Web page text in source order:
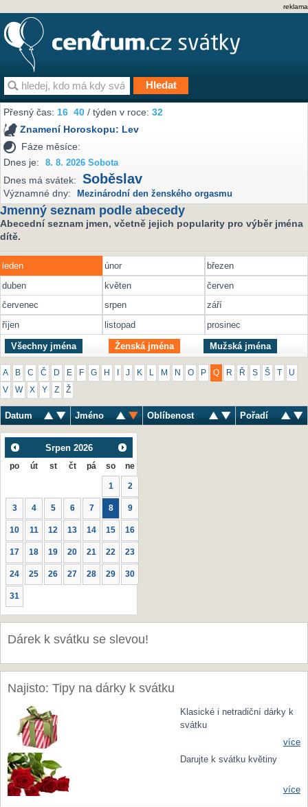
reklama
Přesný čas:16 40 / týden v roce:32
Znamení Horoskopu: Lev
Fáze měsíce:
Dnes je:
8. 8. 2026 Sobota
Dnes má svátek: Soběslav
Významné dny: Mezinárodní den ženského orgasmu
Jmenný seznam podle abecedy
Abecední seznam jmen, včetně jejich popularity pro výběr jména
dítě.
leden únor
březen
duben
květen
červen
červenec
srpen
září
říjen
listopad prosinec
Všechny jména Ženská jména Mužská jména
A B C Č D E F G H J K M N O P Q R Ř S Š U
V W X Y Z Ž
Datum Jméno Oblíbenost Pořadí
Srpen 2026
po út st čt pá so ne
1 2
3 4 5 6 7 8 9
10 11 12 13 14 15 16
17 18 19 20 21 22 23
24 25 26 27 28 29 30
31
Dárek k svátku se slevou!
Najisto: Tipy na dárky k svátku
Klasické i netradiční dárky k
svátku
více
Darujte k svátku květiny
více